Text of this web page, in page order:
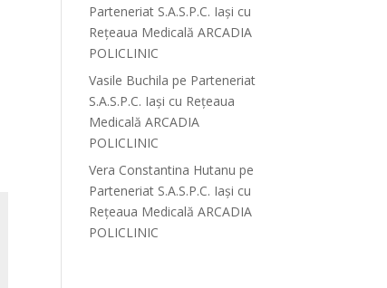
Parteneriat S.A.S.P.C. Iași cu
Rețeaua Medicală ARCADIA
POLICLINIC
Vasile Buchila pe Parteneriat
S.A.S.P.C. Iași cu Rețeaua
Medicală ARCADIA
POLICLINIC
Vera Constantina Hutanu pe
Parteneriat S.A.S.P.C. Iași cu
Rețeaua Medicală ARCADIA
POLICLINIC